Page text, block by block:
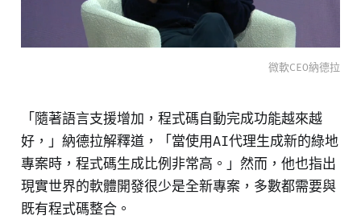
微軟CEO納德拉
「隨著語言支援增加，程式碼自動完成功能越來越
好，」納德拉解釋道，「當使用AI代理生成新的綠地
專案時，程式碼生成比例非常高。」然而，他也指出
現實世界的軟體開發很少是全新專案，多數都需要與
既有程式碼整合。